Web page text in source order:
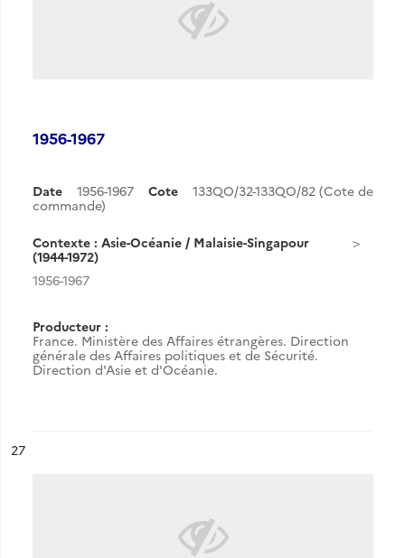
1956-1967
Date 1956-1967 Cote
133QO/32-133QO/82 (Cote de
commande)
Contexte : Asie-Océanie / Malaisie-Singapour
(1944-1972)
1956-1967
Producteur :
France. Ministère des Affaires étrangères. Direction
générale des Affaires politiques et de Sécurité.
Direction d'Asie et d'Océanie.
n°
27